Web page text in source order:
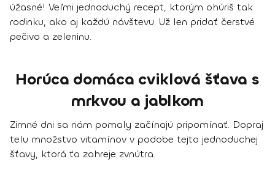
úžasné! Veľmi jednoduchý recept, ktorým ohúriš tak
rodinku, ako aj každú návštevu. Už len pridať čerstvé
pečivo a zeleninu.
Horúca domáca cviklová šťava s
mrkvou a jablkom
Zimné dni sa nám pomaly začínajú pripomínať. Dopraj
telu množstvo vitamínov v podobe tejto jednoduchej
šťavy, ktorá ťa zahreje zvnútra.